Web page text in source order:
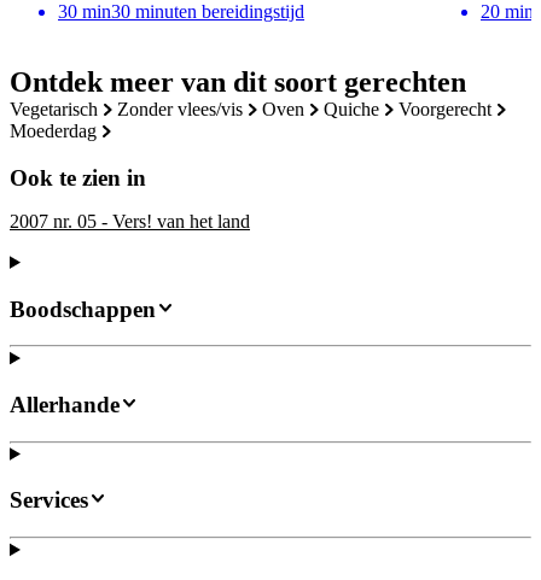
Ontdek meer van dit soort gerechten
vegetarisch zonder vlees/vis oven quiche
voorgerecht
moederdag
Ook te zien in
2007 nr. 05 - Vers! van het land
30 min30 minuten bereidingstijd
20 min
Boodschappen
Allerhande
Services